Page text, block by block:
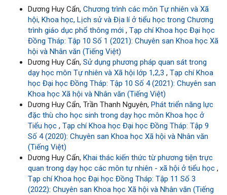
Dương Huy Cẩn, Chương trình các môn Tự nhiên và Xã
hội, Khoa học, Lịch sử và Địa lí ở tiểu học trong Chương
trình giáo dục phổ thông mới , Tạp chí Khoa học Đại học
Đồng Tháp: Tập 10 Số 1 (2021): Chuyên san Khoa học Xã
hội và Nhân văn (Tiếng Việt)
Dương Huy Cẩn, Sử dụng phương pháp quan sát trong
dạy học môn Tự nhiên và Xã hội lớp 1,2,3 , Tạp chí Khoa
học Đại học Đồng Tháp: Tập 10 Số 4 (2021): Chuyên san
Khoa học Xã hội và Nhân văn (Tiếng Việt)
Dương Huy Cẩn, Trần Thanh Nguyên, Phát triển năng lực
đặc thù cho học sinh trong dạy học môn Khoa học ở
Tiểu học , Tạp chí Khoa học Đại học Đồng Tháp: Tập 9
Số 4 (2020): Chuyên san Khoa học Xã hội và Nhân văn
(Tiếng Việt)
Dương Huy Cẩn, Khai thác kiến thức từ phương tiện trực
quan trong dạy học các môn tự nhiên - xã hội ở tiểu học ,
Tạp chí Khoa học Đại học Đồng Tháp: Tập 11 Số 3
(2022): Chuyên san Khoa học Xã hội và Nhân văn (Tiếng